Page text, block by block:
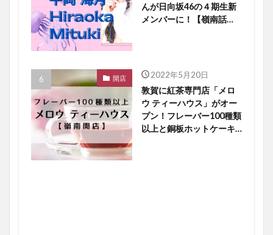
んが日向坂46の４期生新
メンバーに！【嶺南話
開店 2022年5月20日
敦賀に紅茶専門店「メロ
ウ ティーハウス」がオー
プン！フレーバー100種類
以上と銅板ホットケーキ